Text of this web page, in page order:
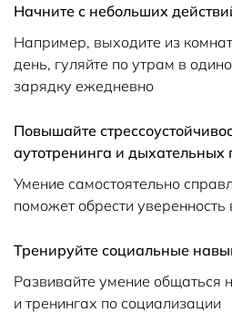
Начните с небольших
Например, выходите из
день, гуляйте по утрам в
зарядку ежедневно
Повышайте
аутотренинга и дыхательных
Умение самостоятельно
поможет обрести уверенность
Тренируйте социальные
Развивайте умение общаться
и тренингах по социализации